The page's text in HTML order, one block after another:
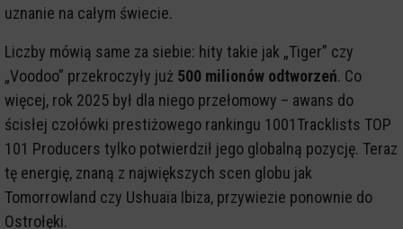
uznanie na całym świecie.
Liczby mówią same za siebie: hity takie jak „Tiger” czy
„Voodoo” przekroczyły już 500 milionów odtworzeń. Co
więcej, rok 2025 był dla niego przełomowy – awans do
ścisłej czołówki prestiżowego rankingu 1001Tracklists TOP
101 Producers tylko potwierdził jego globalną pozycję. Teraz
tę energię, znaną z największych scen globu jak
Tomorrowland czy Ushuaïa Ibiza, przywiezie ponownie do
Ostrołęki.